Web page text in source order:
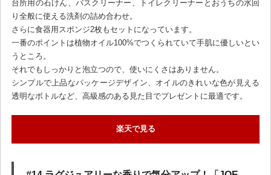
台所用の石けん、バスクリーナー、トイレクリーナーとおうちの水回
り全般に使える洗剤の詰め合わせ。
さらに食器用スポンジ2枚もセットになっています。
一番のポイントは植物オイル100%でつくられていて手肌に優しいとい
うところ。
それでもしっかりと泡立つので、使いにくさはありません。
シンプルで上品なパッケージデザイン、オイルのきれいな色が見える
透明なボトルなど、高級感のある見た目でプレゼントに最適です。
楽天で見る